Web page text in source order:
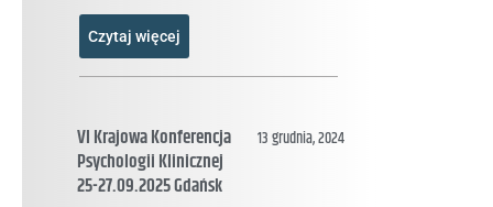
Czytaj więcej
VI Krajowa Konferencja
Psychologii Klinicznej
25-27.09.2025 Gdańsk
13 grudnia, 2024